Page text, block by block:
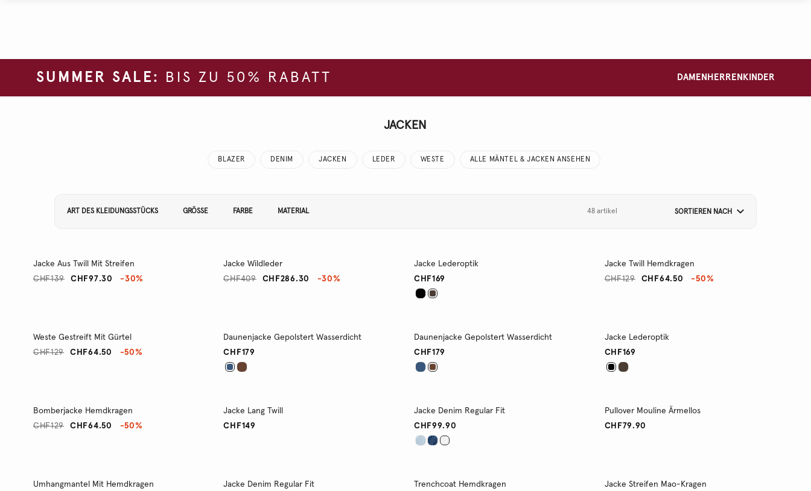
SUMMER SALE: BIS ZU 50% RABATT DAMEN HERREN KINDER
JACKEN
BLAZER DENIM JACKEN LEDER WESTE ALLE MÄNTEL & JACKEN ANSEHEN
ART DES KLEIDUNGSSTÜCKS GRÖSSE FARBE MATERIAL 48 artikel SORTIEREN NACH
Jacke Aus Twill Mit Streifen
CHF97.30
CHF139 -30%
Jacke Wildleder
CHF286.30
CHF409 -30%
Jacke Lederoptik
CHF169
Jacke Twill Hemdkragen
CHF64.50
CHF129 -50%
Weste Gestreift Mit Gürtel
CHF64.50
CHF129 -50%
Daunenjacke Gepolstert Wasserdicht
CHF179
Daunenjacke Gepolstert Wasserdicht
CHF179
Jacke Lederoptik
CHF169
Bomberjacke Hemdkragen
CHF64.50
CHF129 -50%
Jacke Lang Twill
CHF149
Jacke Denim Regular Fit
CHF99.90
Pullover Mouline Ärmellos
CHF79.90
Umhangmantel Mit Hemdkragen
Jacke Denim Regular Fit
Trenchcoat Hemdkragen
Jacke Streifen Mao-Kragen